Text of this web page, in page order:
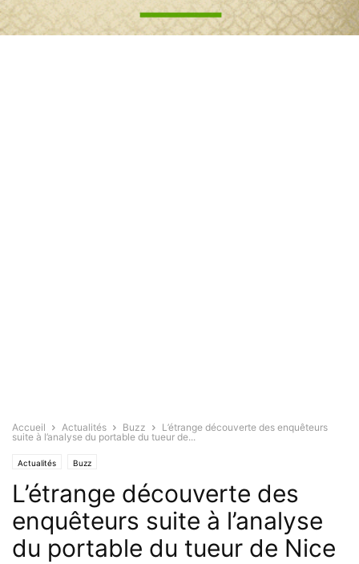
Accueil Actualités Buzz
L’étrange découverte des enquêteurs
suite à l’analyse du portable du tueur de...
Actualités Buzz
L’étrange découverte des
enquêteurs suite à l’analyse
du portable du tueur de Nice